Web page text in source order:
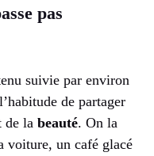
pas
suivie par environ
de partager
de la beauté. On la
voiture, un café glacé